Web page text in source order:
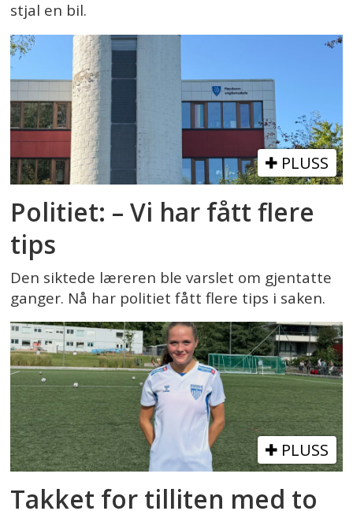
stjal en bil.
PLUSS
Politiet: – Vi har fått flere
tips
Den siktede læreren ble varslet om gjentatte
ganger. Nå har politiet fått flere tips i saken.
PLUSS
Takket for tilliten med to